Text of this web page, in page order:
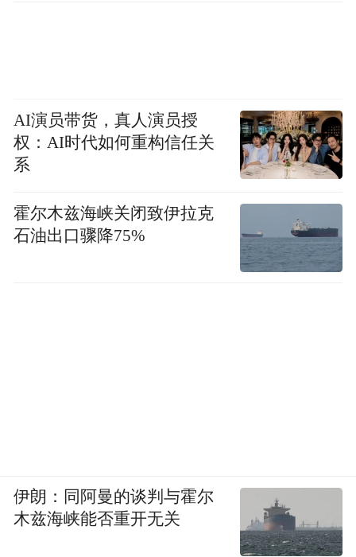
AI演员带货，真人演员授
权：AI时代如何重构信任关
系
霍尔木兹海峡关闭致伊拉克
石油出口骤降75%
伊朗：同阿曼的谈判与霍尔
木兹海峡能否重开无关